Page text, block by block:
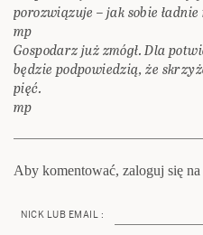
porozwiązuje – jak sobie
mp
Gospodarz już zmógł. Dla
będzie podpowiedzią, że
pięć.
mp
Aby komentować, zaloguj się
NICK LUB EMAIL :